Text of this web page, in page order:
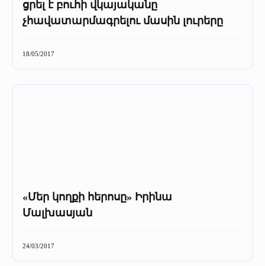
ցրել է բուհի վկայականը
չհավատարմագրելու մասին լուրերը
18/05/2017
«Մեր կողքի հերոսը» Իրինա
Մալխասյան
24/03/2017